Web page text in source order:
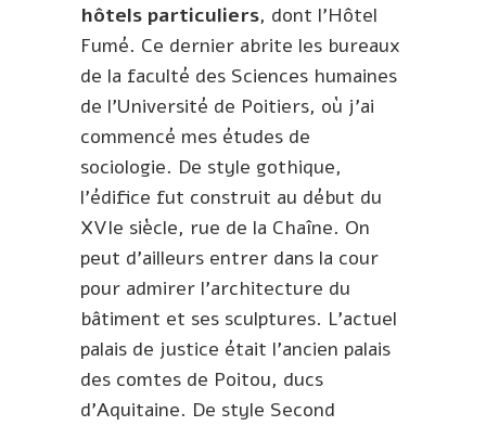
hôtels particuliers, dont l’Hôtel
Fumé. Ce dernier abrite les bureaux
de la faculté des Sciences humaines
de l’Université de Poitiers, où j’ai
commencé mes études de
sociologie. De style gothique,
l’édifice fut construit au début du
XVIe siècle, rue de la Chaîne. On
peut d’ailleurs entrer dans la cour
pour admirer l’architecture du
bâtiment et ses sculptures. L’actuel
palais de justice était l’ancien palais
des comtes de Poitou, ducs
d’Aquitaine. De style Second